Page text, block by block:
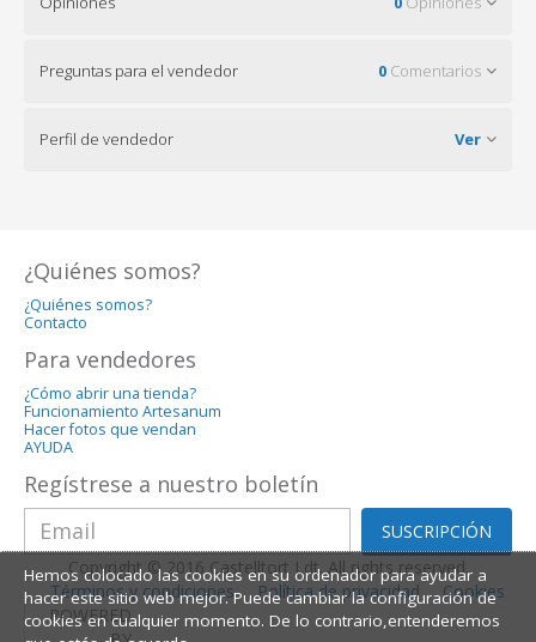
Preguntas para el vendedor 0 Comentarios
Perfil de vendedor Ver
¿Quiénes somos?
¿Quiénes somos?
Contacto
Para vendedores
¿Cómo abrir una tienda?
Funcionamiento Artesanum
Hacer fotos que vendan
AYUDA
Regístrese a nuestro boletín
SUSCRIPCIÓN
Copyright © 2016 Castelltort Ldt. All rights reserved.
Términos y condiciones
Política de privacidad
Cookies
POWERED
Hemos colocado las cookies en su ordenador para ayudar a
hacer este sitio web mejor. Puede cambiar la configuración de
cookies en cualquier momento. De lo contrario,entenderemos